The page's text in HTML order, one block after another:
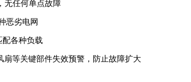
无任何单点故障
恶劣电网
配各种负载
扇等关键部件失效预警，防止故障扩大